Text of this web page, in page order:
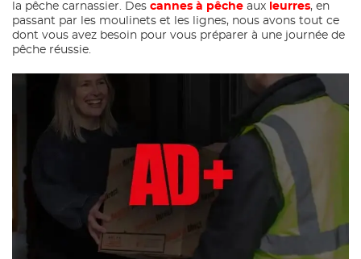
la pêche carnassier. Des cannes à pêche aux leurres, en
passant par les moulinets et les lignes, nous avons tout ce
dont vous avez besoin pour vous préparer à une journée de
pêche réussie.